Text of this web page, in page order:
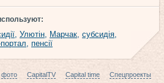
, Улютін, Марчак, субсидія,
, пенсії
фото CapitalTV Capital time
Спецпроекты